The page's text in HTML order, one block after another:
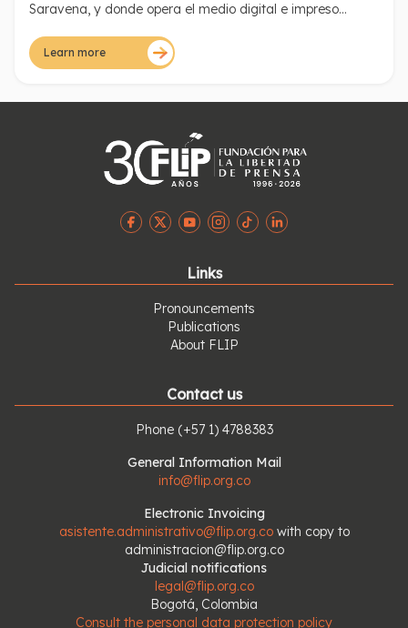
Saravena, y donde opera el medio digital e impreso
afectaron las instalaciones de Sarare Stereo, una emisora
comunitaria con alta difusión en el municipio, que está
atentado afecta el funcionamiento de estos dos medios.
actúen conjuntamente con el fin de proteger el trabajo de
las y los periodistas del departamento.
Learn more
Links
Pronouncements
Publications
About FLIP
Contact us
Phone (+57 1) 4788383
General Information Mail
info@flip.org.co
Electronic Invoicing
asistente.administrativo@flip.org.co with copy to
administracion@flip.org.co
Judicial notifications
legal@flip.org.co
Bogotá, Colombia
Consult the personal data protection policy